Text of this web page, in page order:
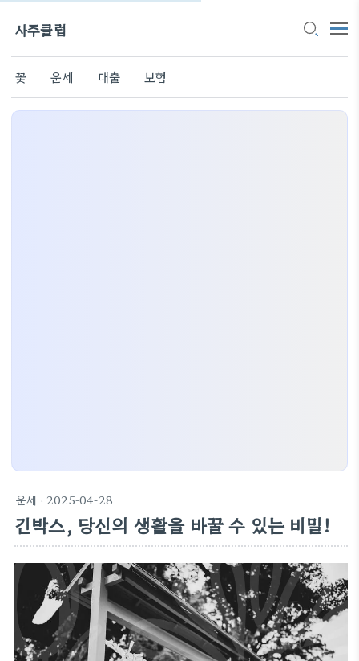
사주클럽
꽃 운세 대출 보험
운세 · 2025-04-28
긴박스, 당신의 생활을 바꿀 수 있는 비밀!